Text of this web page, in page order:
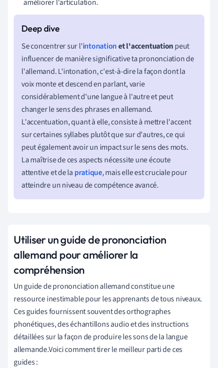
améliorer l'articulation.
Se concentrer sur l'intonationet l'accentuationpeut
influencer de manière significative ta prononciation de
l'allemand. L'intonation, c'est-à-dire la façon dont la
voix monte et descend en parlant, varie
considérablement d'une langue à l'autre et peut
changer le sens des phrases en allemand.
L'accentuation, quant à elle, consiste à mettre l'accent
sur certaines syllabes plutôt que sur d'autres, ce qui
peut également avoir un impact sur le sens des mots.
La maîtrise de ces aspects nécessite une écoute
attentive et de la pratique, mais elle est cruciale pour
atteindre un niveau de compétence avancé.
Utiliser un guide de prononciation
allemand pour améliorer la
compréhension
Un guide de prononciation allemand constitue une
ressource inestimable pour les apprenants de tous niveaux.
Ces guides fournissent souvent des orthographes
phonétiques, des échantillons audio et des instructions
détaillées sur la façon de produire les sons de la langue
allemande.Voici comment tirer le meilleur parti de ces
guides :